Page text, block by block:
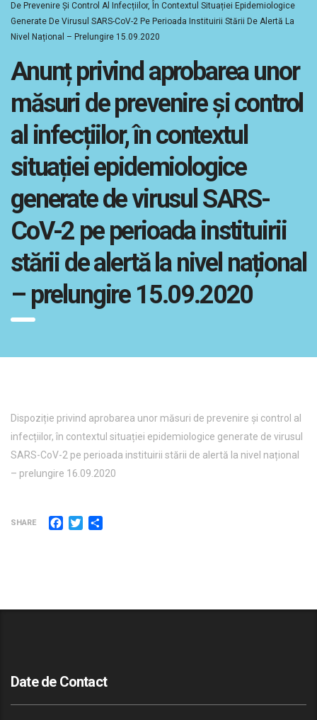
De Prevenire Și Control Al Infecțiilor, În Contextul Situației Epidemiologice
Generate De Virusul SARS-CoV-2 Pe Perioada Instituirii Stării De Alertă La
Nivel Național – Prelungire 15.09.2020
Anunț privind aprobarea unor
măsuri de prevenire și control
al infecțiilor, în contextul
situației epidemiologice
generate de virusul SARS-
CoV-2 pe perioada instituirii
stării de alertă la nivel național
– prelungire 15.09.2020
Dispoziție privind aprobarea unor măsuri de prevenire și control al
infecțiilor, în contextul situației epidemiologice generate de virusul
SARS-CoV-2 pe perioada instituirii stării de alertă la nivel național
– prelungire 16.09.2020
SHARE Facebook
Twitter
Date de Contact